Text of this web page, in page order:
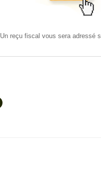
Un reçu fiscal vous sera adressé